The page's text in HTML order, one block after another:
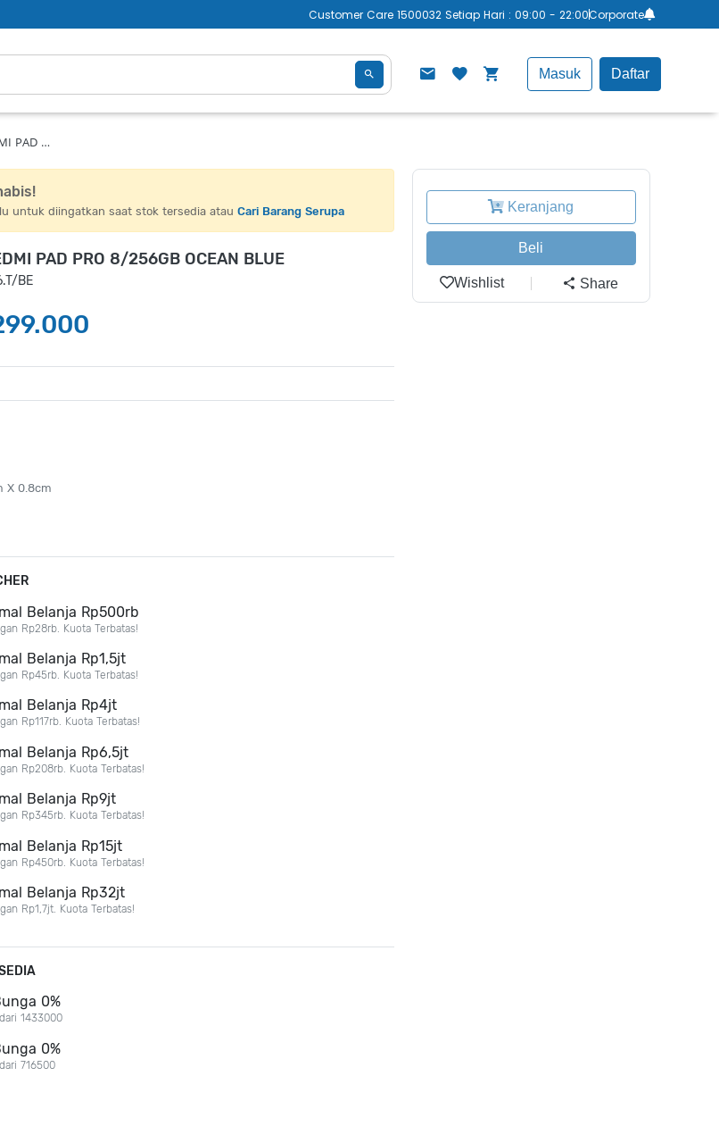
Customer Care 1500032 Setiap Hari : 09:00 - 22:00Corporate
Masuk Daftar
PAD …
untuk diingatkan saat stok tersedia atauCari Barang Serupa
PAD PRO 8/256GB OCEAN BLUE
BE
X 0.8cm
Belanja Rp500rb
Rp28rb. Kuota Terbatas!
Belanja Rp1,5jt
Rp45rb. Kuota Terbatas!
Belanja Rp4jt
Rp117rb. Kuota Terbatas!
Belanja Rp6,5jt
Rp208rb. Kuota Terbatas!
Belanja Rp9jt
Rp345rb. Kuota Terbatas!
Belanja Rp15jt
Rp450rb. Kuota Terbatas!
Belanja Rp32jt
Rp1,7jt. Kuota Terbatas!
0%
1433000
0%
716500
Keranjang
Beli
Wishlist Share